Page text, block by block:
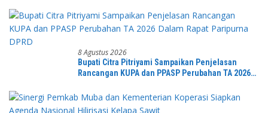
8 Agustus 2026
Bupati Citra Pitriyami Sampaikan Penjelasan
Rancangan KUPA dan PPASP Perubahan TA 2026